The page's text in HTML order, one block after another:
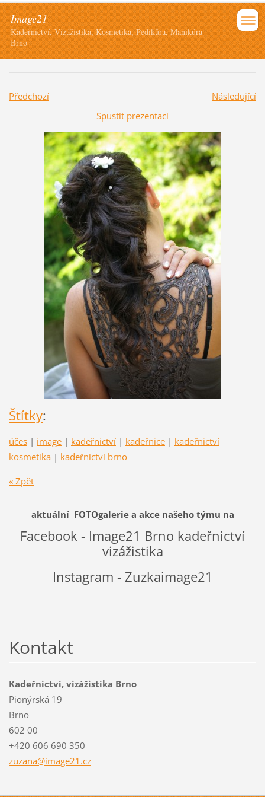
Image21
Kadeřnictví, Vizážistika, Kosmetika, Pedikůra, Manikúra
Brno
Předchozí
Následující
Spustit prezentaci
Štítky:
účes | image | kadeřnictví | kadeřnice | kadeřnictví
kosmetika | kadeřnictví brno
« Zpět
aktuální FOTOgalerie a akce našeho týmu na
Facebook - Image21 Brno kadeřnictví
vizážistika
Instagram - Zuzkaimage21
Kontakt
Kadeřnictví, vizážistika Brno
Pionýrská 19
Brno
602 00
+420 606 690 350
zuzana@image21.cz